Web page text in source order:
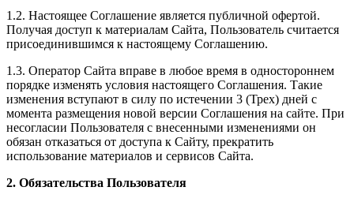
1.2. Настоящее Соглашение является публичной офертой.
Получая доступ к материалам Сайта, Пользователь считается
присоединившимся к настоящему Соглашению.
1.3. Оператор Сайта вправе в любое время в одностороннем
порядке изменять условия настоящего Соглашения. Такие
изменения вступают в силу по истечении 3 (Трех) дней с
момента размещения новой версии Соглашения на сайте. При
несогласии Пользователя с внесенными изменениями он
обязан отказаться от доступа к Сайту, прекратить
использование материалов и сервисов Сайта.
2. Обязательства Пользователя